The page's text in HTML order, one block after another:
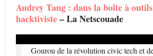
Audrey Tang : dans la boîte à
hacktiviste– La Netscouade
Gourou de la révolution civic tech et